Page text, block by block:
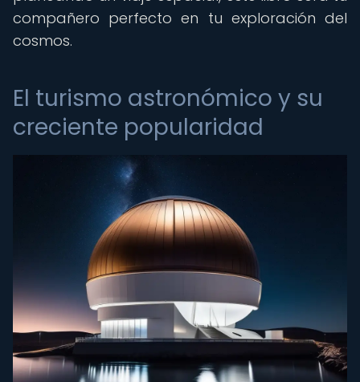
compañero perfecto en tu exploración del
cosmos.
El turismo astronómico y su
creciente popularidad